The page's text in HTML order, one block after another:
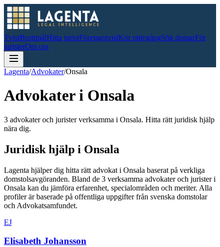
TvistBrottmålHitta juristFöretagstvistKör rättegångSök domarFör
juristerOm oss
Lagenta/Advokater/Onsala
Advokater i Onsala
3 advokater och jurister verksamma i Onsala. Hitta rätt juridisk hjälp
nära dig.
Juridisk hjälp i Onsala
Lagenta hjälper dig hitta rätt advokat i Onsala baserat på verkliga
domstolsavgöranden. Bland de 3 verksamma advokater och jurister i
Onsala kan du jämföra erfarenhet, specialområden och meriter. Alla
profiler är baserade på offentliga uppgifter från svenska domstolar
och Advokatsamfundet.
EJ
Elisabeth Johansson